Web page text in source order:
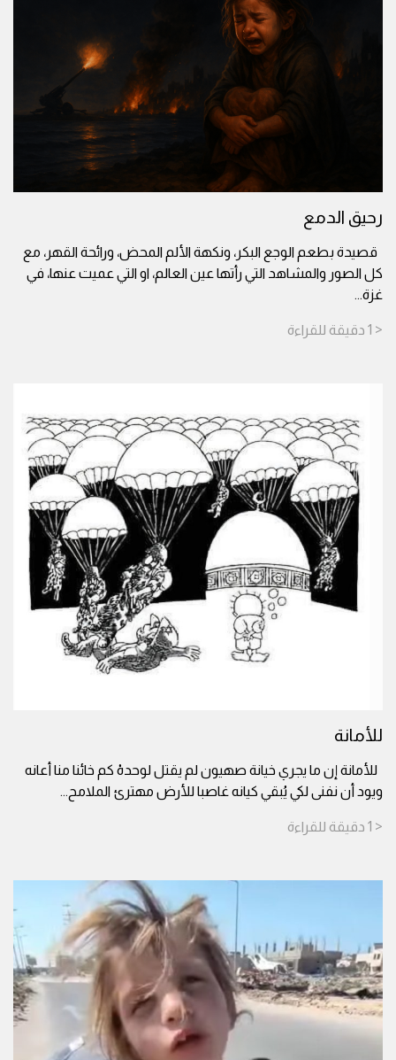
رحيق الدمع
قصيدة بطعم الوجع البكر، ونكهة الألم المحض، ورائحة القهر، مع
كل الصور والمشاهد التي رأتها عين العالم، او التي عميت عنها، في
غزة...
< 1 دقيقة للقراءة
للأمانة
للأمانة إن ما يجري خيانة صهيون لم يقتل لوحدهْ كم خائنا منا أعانه
ويود أن نفنى لكي يُبقي كيانه غاصبا للأرض مهترئ الملامح...
< 1 دقيقة للقراءة